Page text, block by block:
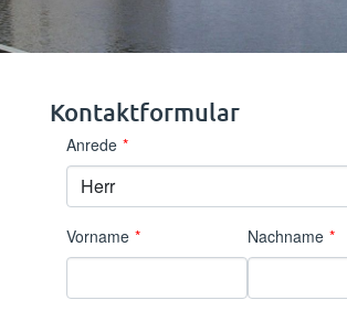
Kontaktformular
Anrede *
Vorname * Nachname *